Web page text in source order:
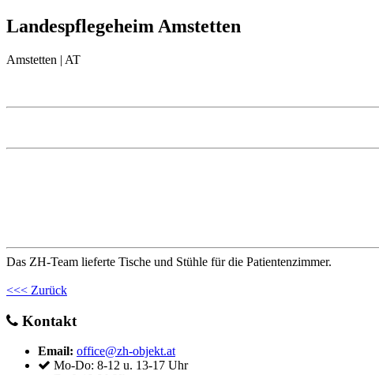
Landespflegeheim Amstetten
Amstetten | AT
Das ZH-Team lieferte Tische und Stühle für die Patientenzimmer.
<<< Zurück
Kontakt
Email: office@zh-objekt.at
Mo-Do: 8-12 u. 13-17 Uhr